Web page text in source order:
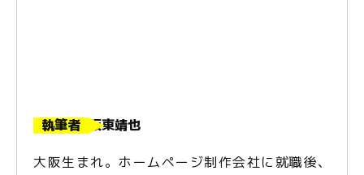
執筆者 坂東靖也
大阪生まれ。ホームページ制作会社に就職後、